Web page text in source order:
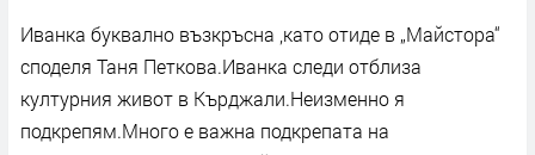
Иванка буквално възкръсна ,като отиде в „Майстора“
споделя Таня Петкова.Иванка следи отблиза
културния живот в Кърджали.Неизменно я
подкрепям.Много е важна подкрепата на